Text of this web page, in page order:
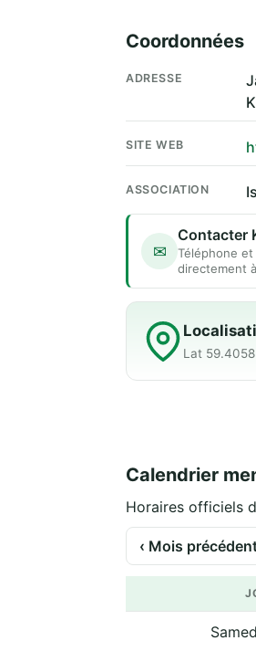
Coordonnées
ADRESSE
SITE WEB
ASSOCIATION
✉
Contacter
Téléphone
directement
Lat 59.4058
Calendrier
Horaires officiels
‹ Mois